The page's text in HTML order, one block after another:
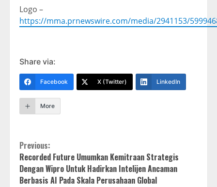
Logo –
https://mma.prnewswire.com/media/2941153/
Share via:
Facebook X (Twitter) LinkedIn
More
Continue
Reading
Previous:
Recorded Future Umumkan Kemitraan Strategis
Dengan Wipro Untuk Hadirkan Intelijen Ancaman
Berbasis AI Pada Skala Perusahaan Global